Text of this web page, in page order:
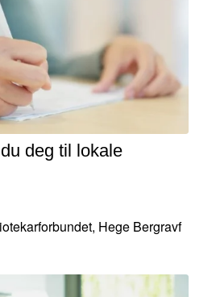
deg til lokale
Hege Bergravf